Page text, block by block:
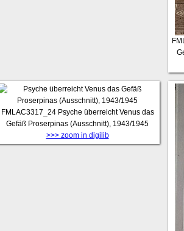
FMLAC3317_24 Psyche überreicht Venus das
Gefäß Proserpinas (Ausschnitt), 1943/1945
>>> zoom in digilib